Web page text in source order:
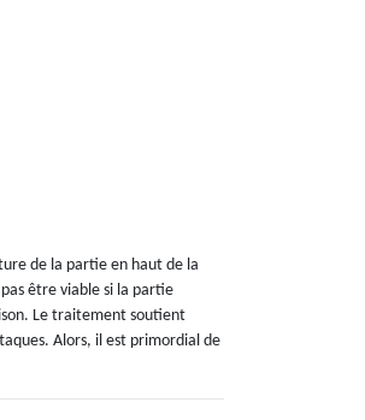
de la partie en haut de la
être viable si la partie
Le traitement soutient
Alors, il est primordial de